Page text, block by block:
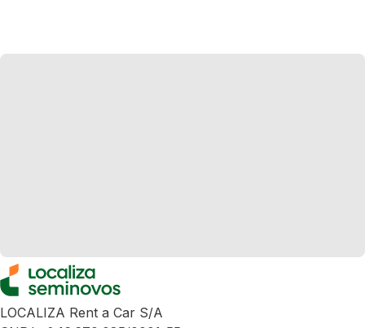
LOCALIZA Rent a Car S/A